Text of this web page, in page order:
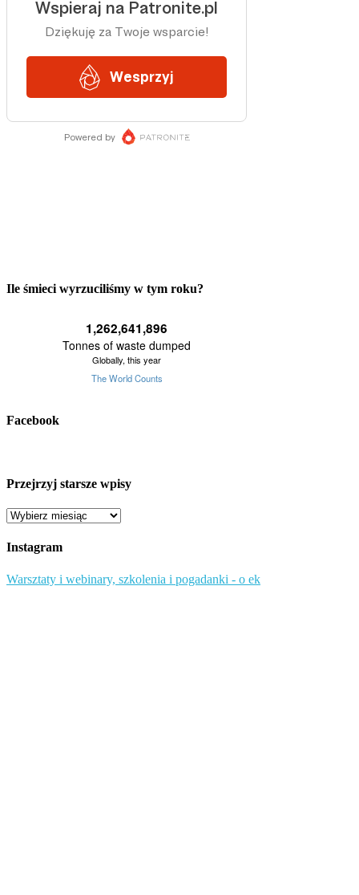
Ile śmieci wyrzuciliśmy w tym roku?
Facebook
Przejrzyj starsze wpisy
Przejrzyj
wpisy
Instagram
Warsztaty i webinary, szkolenia i pogadanki - o ek